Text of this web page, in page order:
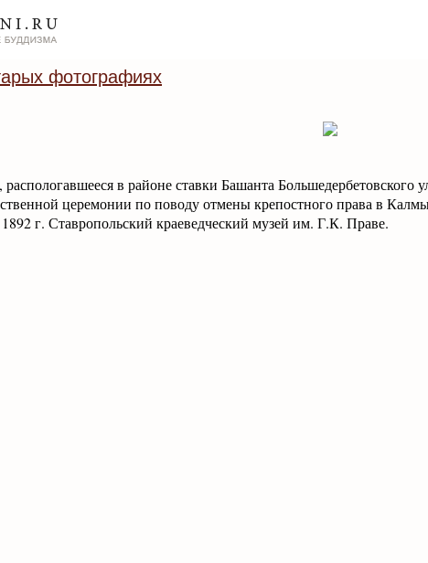
фотографиях
в районе ставки Башанта Большедербетовского
церемонии по поводу отмены крепостного права в
г. Ставропольский краеведческий музей им. Г.К. Праве.